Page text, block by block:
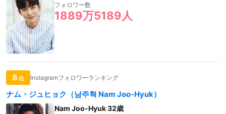
フォロワー数
1889万5189人
8 位 Instagramフォロワーランキング
ナム・ジュヒョク（남주혁 Nam Joo-Hyuk）
Nam Joo-Hyuk 32歳